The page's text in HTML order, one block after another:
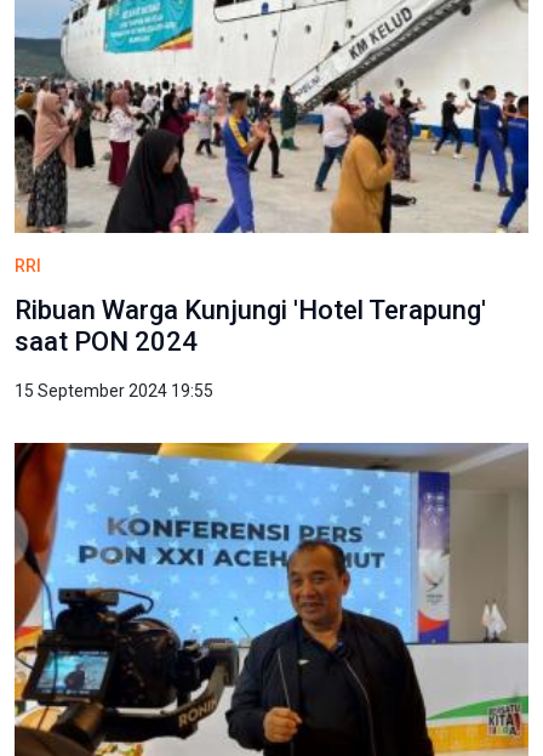
RRI
Ribuan Warga Kunjungi 'Hotel Terapung'
saat PON 2024
15 September 2024 19:55